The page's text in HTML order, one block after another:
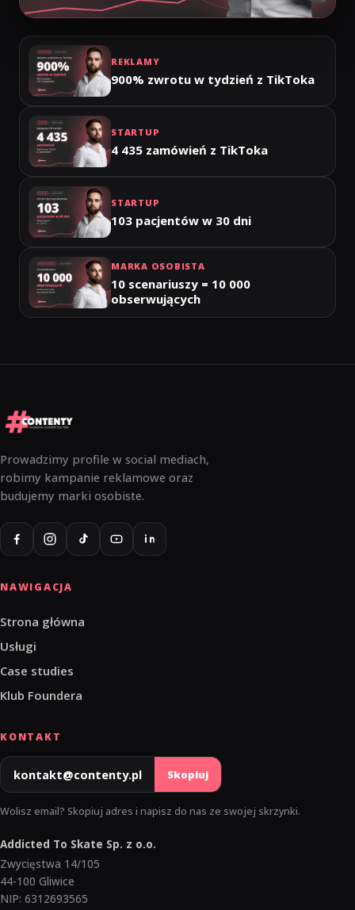
REKLAMY
900% zwrotu w tydzień z TikToka
STARTUP
4 435 zamówień z TikToka
STARTUP
103 pacjentów w 30 dni
MARKA OSOBISTA
10 scenariuszy = 10 000
obserwujących
Prowadzimy profile w social mediach,
robimy kampanie reklamowe oraz
budujemy marki osobiste.
NAWIGACJA
Strona główna
Usługi
Case studies
Klub Foundera
KONTAKT
kontakt@contenty.pl Skopiuj
Wolisz email? Skopiuj adres i napisz do nas ze swojej skrzynki.
Addicted To Skate Sp. z o.o.
Zwycięstwa 14/105
44-100 Gliwice
NIP: 6312693565